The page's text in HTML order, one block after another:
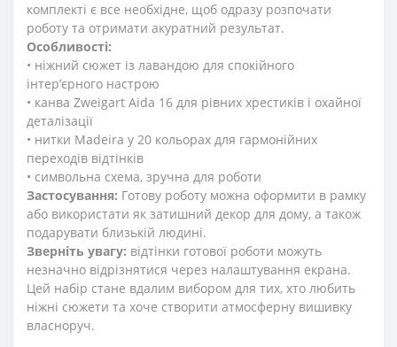
комплекті є все необхідне, щоб одразу розпочати
роботу та отримати акуратний результат.
Особливості:
• ніжний сюжет із лавандою для спокійного
інтер’єрного настрою
• канва Zweigart Aida 16 для рівних хрестиків і охайної
деталізації
• нитки Madeira у 20 кольорах для гармонійних
переходів відтінків
• символьна схема, зручна для роботи
Застосування: Готову роботу можна оформити в рамку
або використати як затишний декор для дому, а також
подарувати близькій людині.
Зверніть увагу: відтінки готової роботи можуть
незначно відрізнятися через налаштування екрана.
Цей набір стане вдалим вибором для тих, хто любить
ніжні сюжети та хоче створити атмосферну вишивку
власноруч.